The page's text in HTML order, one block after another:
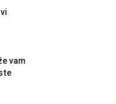
vam